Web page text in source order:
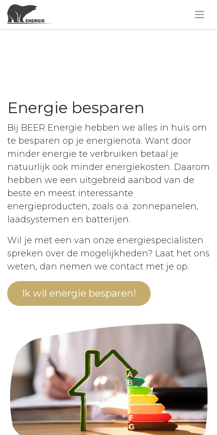
Energie besparen
Bij BEER Energie hebben we alles in huis om
te besparen op je energienota. Want door
minder energie te verbruiken betaal je
natuurlijk ook minder energiekosten. Daarom
hebben we een uitgebreid aanbod van de
beste en meest interessante
energieproducten, zoals o.a. zonnepanelen,
laadsystemen en batterijen.
Wil je met een van onze energiespecialisten
spreken over de mogelijkheden? Laat het ons
weten, dan nemen we contact met je op.
Ik wil energie be​​​​sparen!